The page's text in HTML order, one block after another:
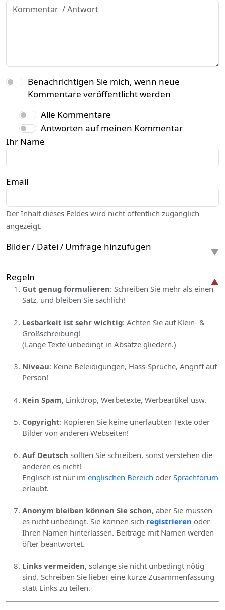
Benachrichtigen Sie mich, wenn neue
Kommentare veröffentlicht werden
Alle Kommentare
Antworten auf meinen Kommentar
Ihr Name
Email
Der Inhalt dieses Feldes wird nicht öffentlich zugänglich
angezeigt.
Bilder / Datei / Umfrage hinzufügen
Regeln
Gut genug formulieren: Schreiben Sie mehr als einen
Satz, und bleiben Sie sachlich!
Lesbarkeit ist sehr wichtig: Achten Sie auf Klein- &
Großschreibung!
(Lange Texte unbedingt in Absätze gliedern.)
Niveau: Keine Beleidigungen, Hass-Sprüche, Angriff auf
Person!
Kein Spam, Linkdrop, Werbetexte, Werbeartikel usw.
Copyright: Kopieren Sie keine unerlaubten Texte oder
Bilder von anderen Webseiten!
Auf Deutsch sollten Sie schreiben, sonst verstehen die
anderen es nicht!
Englisch ist nur im englischen Bereich oder Sprachforum
erlaubt.
Anonym bleiben können Sie schon, aber Sie müssen
es nicht unbedingt. Sie können sich registrieren oder
Ihren Namen hinterlassen. Beiträge mit Namen werden
öfter beantwortet.
Links vermeiden, solange sie nicht unbedingt nötig
sind. Schreiben Sie lieber eine kurze Zusammenfassung
statt Links zu teilen.